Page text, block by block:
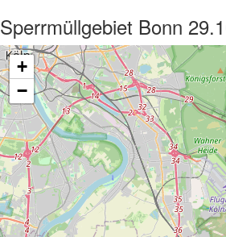
Sperrmüllgebiet Bonn
+
−